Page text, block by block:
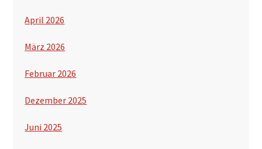
April 2026
März 2026
Februar 2026
Dezember 2025
Juni 2025